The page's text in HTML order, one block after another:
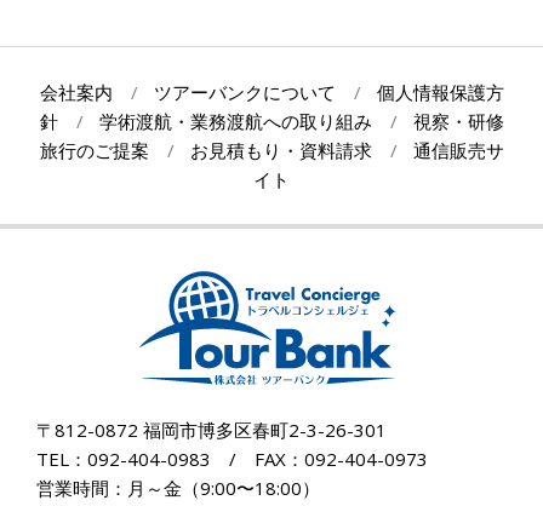
会社案内 ツアーバンクについて
個人情報保護方
針
学術渡航・業務渡航への取り組み
視察・研修
旅行のご提案
お見積もり・資料請求
通信販売サ
イト
〒812-0872 福岡市博多区春町2-3-26-301
TEL：092-404-0983 / FAX：092-404-0973
営業時間：月～金（9:00〜18:00）